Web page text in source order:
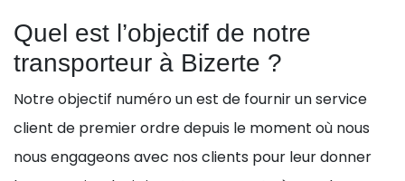
Quel est l’objectif de notre
transporteur à Bizerte ?
Notre objectif numéro un est de fournir un service
client de premier ordre depuis le moment où nous
nous engageons avec nos clients pour leur donner